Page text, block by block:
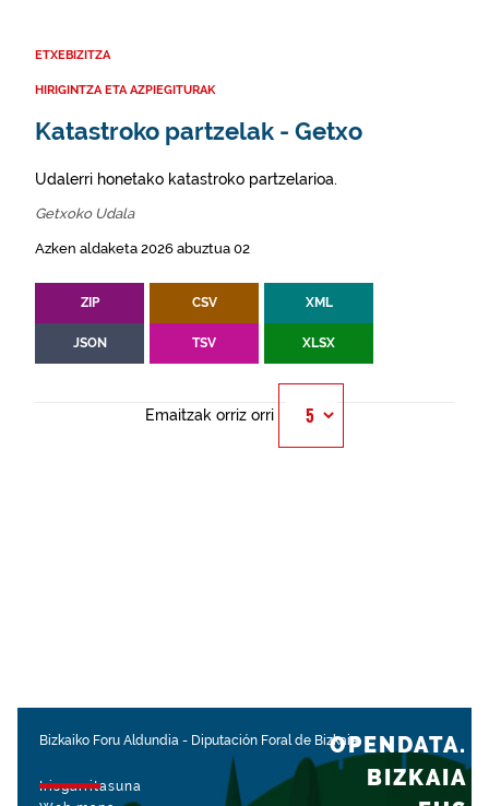
ETXEBIZITZA
HIRIGINTZA ETA AZPIEGITURAK
Katastroko partzelak - Getxo
Udalerri honetako katastroko partzelarioa.
Getxoko Udala
Azken aldaketa 2026 abuztua 02
ZIP CSV XML
JSON TSV XLSX
Emaitzak orriz orri
Bizkaiko Foru Aldundia - Diputación Foral de Bizkaia
Irisgarritasuna
OPENDATA.
BIZKAIA